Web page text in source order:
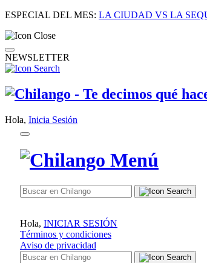
ESPECIAL DEL MES: LA CIUDAD VS LA
NEWSLETTER
Hola, Inicia Sesión
Hola, INICIAR SESIÓN
Términos y condiciones
Aviso de privacidad